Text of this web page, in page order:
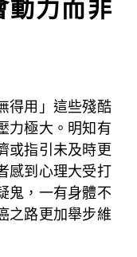
動力而非
得用」這些殘酷
力極大。明知有
或指引未及時更
感到心理大受打
鬼，一有身體不
之路更加舉步維